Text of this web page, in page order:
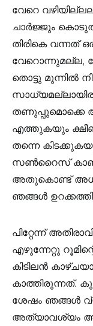
വേറെ
ചാർജ്ജും
തിരികെ വന്നത്
വേറൊന്നുമല്ല,
തൊട്ടു മുന്നിൽ
തണുപ്പുമൊക്കെ
എത്തുകയും
തന്നെ
സൺറൈസ്
അതുകൊണ്ട്
ഞങ്ങൾ
പിറ്റേന്ന്
എഴുന്നേറ്റു
കിടിലൻ
കാത്തിരുന്നത്.
ശേഷം ഞങ്ങൾ
അത്യാവശ്യം